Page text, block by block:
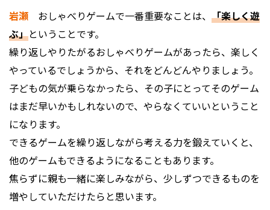
岩瀬 おしゃべりゲームで一番重要なことは、 「楽しく遊
ぶ」ということです。
繰り返しやりたがるおしゃべりゲームがあったら、楽しく
やっているでしょうから、それをどんどんやりましょう。
子どもの気が乗らなかったら、その子にとってそのゲーム
はまだ早いかもしれないので、やらなくていいということ
になります。
できるゲームを繰り返しながら考える力を鍛えていくと、
他のゲームもできるようになることもあります。
焦らずに親も一緒に楽しみながら、少しずつできるものを
増やしていただけたらと思います。